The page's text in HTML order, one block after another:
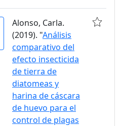
Alonso, Carla.
(2019). "Análisis
comparativo del
efecto insecticida
de tierra de
diatomeas y
harina de cáscara
de huevo para el
control de plagas